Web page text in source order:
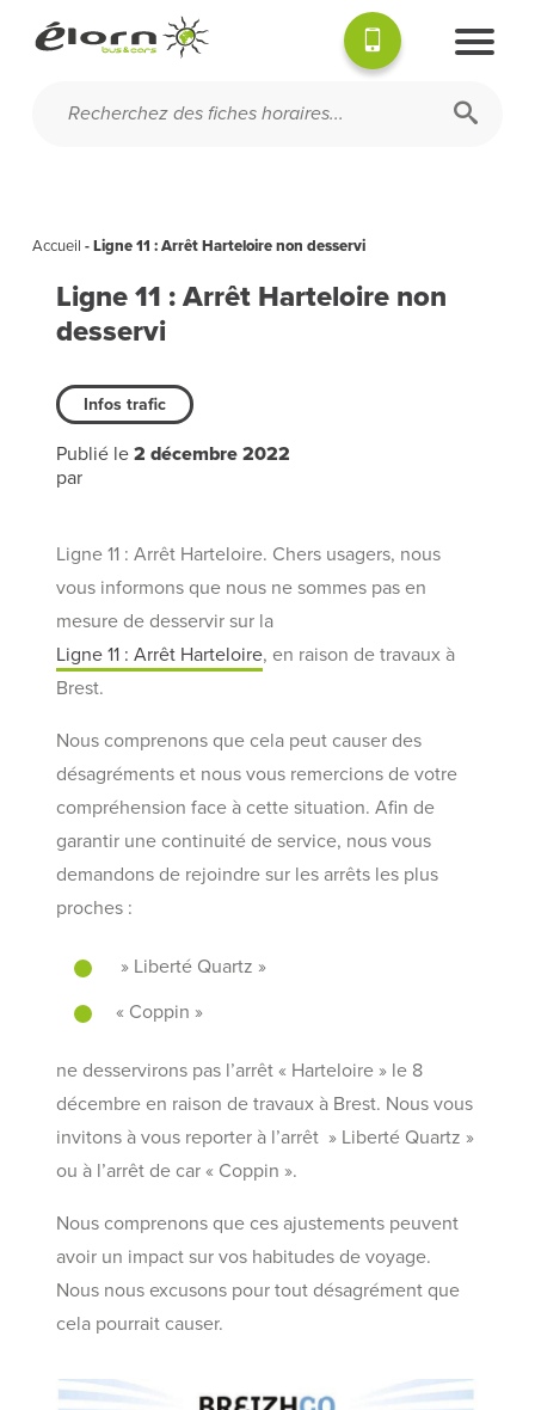
Accueil -Ligne 11 : Arrêt Harteloire non desservi
Ligne 11 : Arrêt Harteloire non
desservi
Infos trafic
Publié le2 décembre 2022
par
Ligne 11 : Arrêt Harteloire. Chers usagers, nous
vous informons que nous ne sommes pas en
mesure de desservir sur la
Ligne 11 : Arrêt Harteloire, en raison de travaux à
Brest.
Nous comprenons que cela peut causer des
désagréments et nous vous remercions de votre
compréhension face à cette situation. Afin de
garantir une continuité de service, nous vous
demandons de rejoindre sur les arrêts les plus
proches :
» Liberté Quartz »
« Coppin »
ne desservirons pas l’arrêt « Harteloire » le 8
décembre en raison de travaux à Brest. Nous vous
invitons à vous reporter à l’arrêt » Liberté Quartz »
ou à l’arrêt de car « Coppin ».
Nous comprenons que ces ajustements peuvent
avoir un impact sur vos habitudes de voyage.
Nous nous excusons pour tout désagrément que
cela pourrait causer.